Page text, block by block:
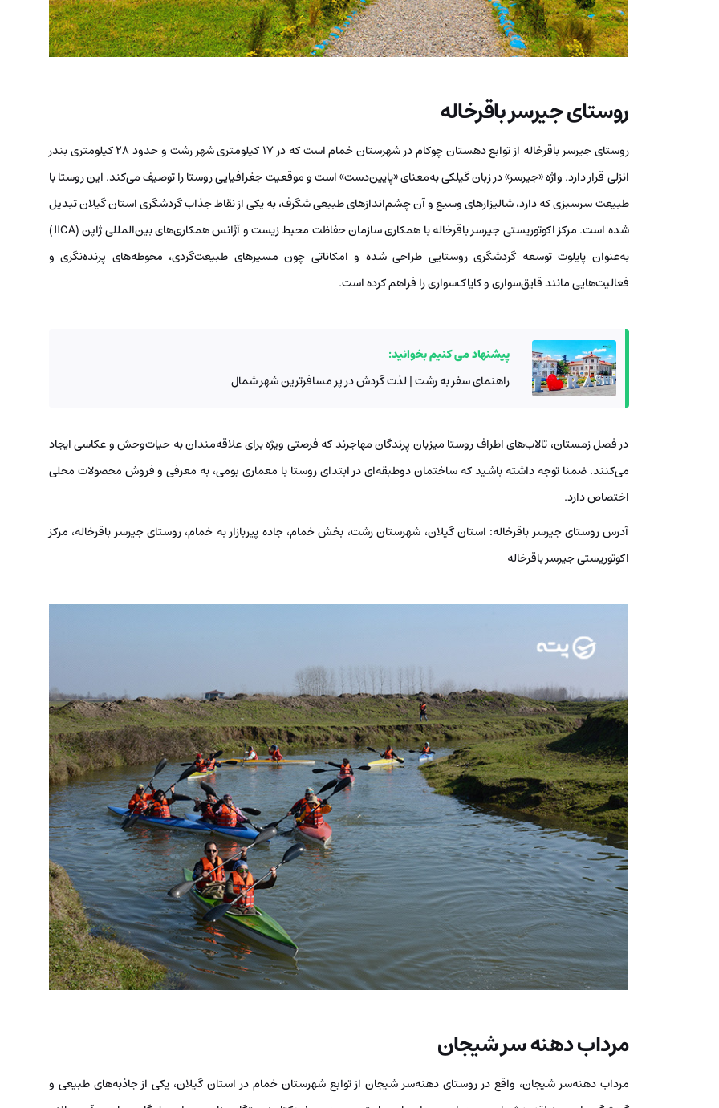
روستای جیرسر باقرخاله
روستای جیرسر باقرخاله از توابع دهستان چوکام در شهرستان خمام است که در ۱۷ کیلومتری شهر رشت و حدود ۲۸ کیلومتری بندر
انزلی قرار دارد. واژه «جیرسر» در زبان گیلکی به‌معنای «پایین‌دست» است و موقعیت جغرافیایی روستا را توصیف می‌کند. این روستا با
طبیعت سرسبزی که دارد، شالیزارهای وسیع و آن چشم‌اندازهای طبیعی شگرف، به یکی از نقاط جذاب گردشگری استان گیلان تبدیل
شده است. مرکز اکوتوریستی جیرسر باقرخاله با همکاری سازمان حفاظت محیط زیست و آژانس همکاری‌های بین‌المللی ژاپن (JICA)
به‌عنوان پایلوت توسعه گردشگری روستایی طراحی شده و امکاناتی چون مسیرهای طبیعت‌گردی، محوطه‌های پرنده‌نگری و
فعالیت‌هایی مانند قایق‌سواری و کایاک‌سواری را فراهم کرده است.
پیشنهاد می کنیم بخوانید:
راهنمای سفر به رشت | لذت گردش در پر مسافرترین شهر شمال
در فصل زمستان، تالاب‌های اطراف روستا میزبان پرندگان مهاجرند که فرصتی ویژه برای علاقه‌مندان به حیات‌وحش و عکاسی ایجاد
می‌کنند. ضمنا توجه داشته باشید که ساختمان دوطبقه‌ای در ابتدای روستا با معماری بومی، به معرفی و فروش محصولات محلی
اختصاص دارد.
آدرس روستای جیرسر باقرخاله: استان گیلان، شهرستان رشت، بخش خمام، جاده پیربازار به خمام، روستای جیرسر باقرخاله، مرکز
اکوتوریستی جیرسر باقرخاله
مرداب دهنه سر شیجان
مرداب دهنه‌سر شیجان، واقع در روستای دهنه‌سر شیجان از توابع شهرستان خمام در استان گیلان، یکی از جاذبه‌های طبیعی و